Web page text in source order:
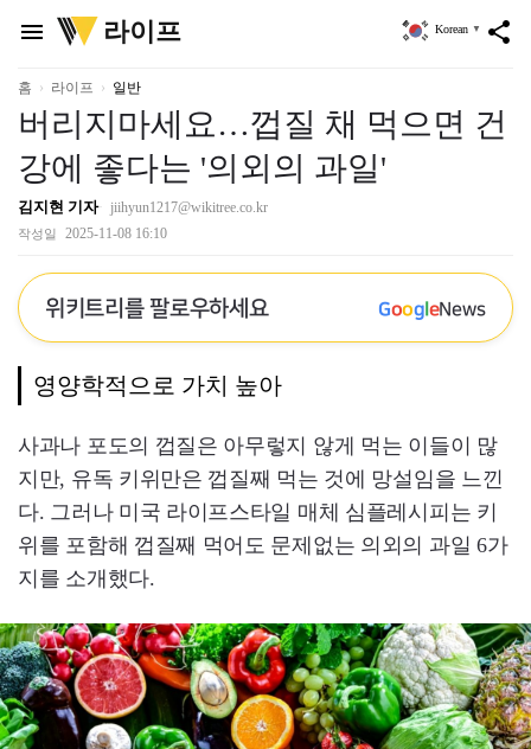
menu
위
키
리
라이프 share
Korean ▼
홈 라이프 일반
버리지마세요…껍질 채 먹으면 건
강에 좋다는 '의외의 과일'
김지현 기자 jiihyun1217@wikitree.co.kr
작성일 2025-11-08 16:10
위키트리를 팔로우하세요 GoogleNews
영양학적으로 가치 높아
사과나 포도의 껍질은 아무렇지 않게 먹는 이들이 많
지만, 유독 키위만은 껍질째 먹는 것에 망설임을 느낀
다. 그러나 미국 라이프스타일 매체 심플레시피는 키
위를 포함해 껍질째 먹어도 문제없는 의외의 과일 6가
지를 소개했다.